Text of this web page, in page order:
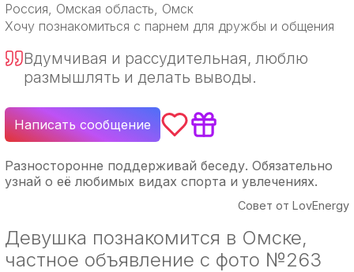
Россия, Омская область, Омск
Хочу познакомиться с парнем для дружбы и общения
Вдумчивая и рассудительная, люблю
размышлять и делать выводы.
Написать сообщение
Разносторонне поддерживай беседу. Обязательно
узнай о её любимых видах спорта и увлечениях.
Совет от LovEnergy
Девушка познакомится в Омске,
частное объявление с фото №263